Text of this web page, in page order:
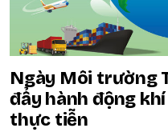
Ngày Môi trường
đẩy hành động
thực tiễn